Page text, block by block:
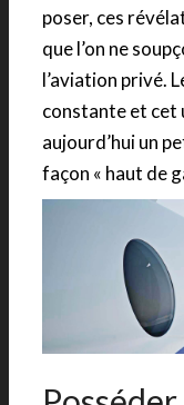
poser, ces
que l’on ne
l’aviation privé.
constante et cet
aujourd’hui un
façon « haut de